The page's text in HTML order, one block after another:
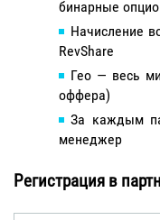
бинарные
Начисление
RevShare
Гео — весь
оффера)
За каждым
менеджер
Регистрация в